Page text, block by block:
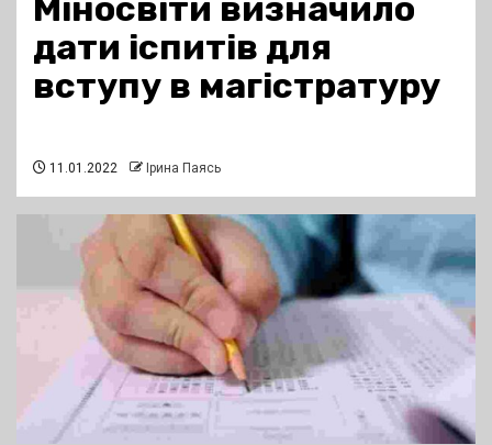
Міносвіти визначило
дати іспитів для
вступу в магістратуру
11.01.2022 Ірина Паясь